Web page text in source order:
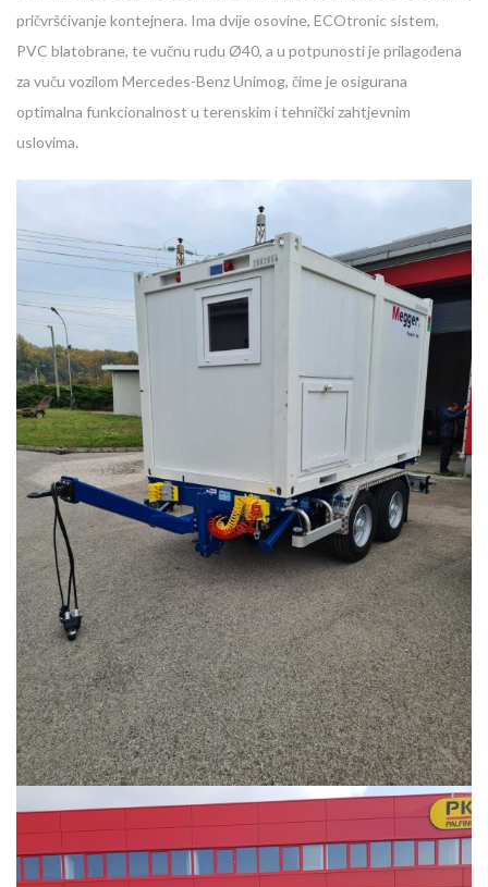
pričvršćivanje kontejnera. Ima dvije osovine, ECOtronic sistem,
PVC blatobrane, te vučnu rudu Ø40, a u potpunosti je prilagođena
za vuču vozilom Mercedes-Benz Unimog, čime je osigurana
optimalna funkcionalnost u terenskim i tehnički zahtjevnim
uslovima.